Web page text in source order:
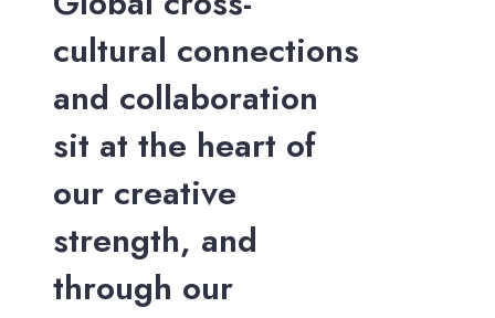
cultural connections
and collaboration
sit at the heart of
our creative
strength, and
through our